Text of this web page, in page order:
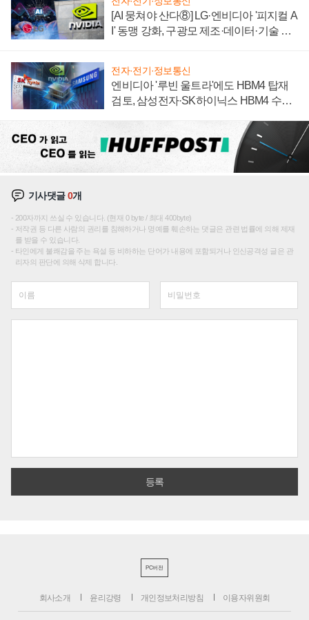
[AI 뭉쳐야 산다⑧] LG·엔비디아 '피지컬 A
I' 동맹 강화, 구광모 제조·데이터·기술 결
전자·전기·정보통신
엔비디아 '루빈 울트라'에도 HBM4 탑재
검토, 삼성전자·SK하이닉스 HBM4 수율
기사댓글0개
200자까지 쓰실 수 있습니다. (현재 0 byte / 최대 400byte)
저작권 등 다른 사람의 권리를 침해하거나 명예를 훼손하는 댓글은 관련 법률에 의해 제재
를 받을 수 있습니다.
타인에게 불쾌감을 주는 욕설 등 비하하는 단어가 내용에 포함되거나 인신공격성 글은 관
리자의 판단에 의해 삭제 합니다.
PC버전
회사소개 윤리강령 개인정보처리방침 이용자위원회